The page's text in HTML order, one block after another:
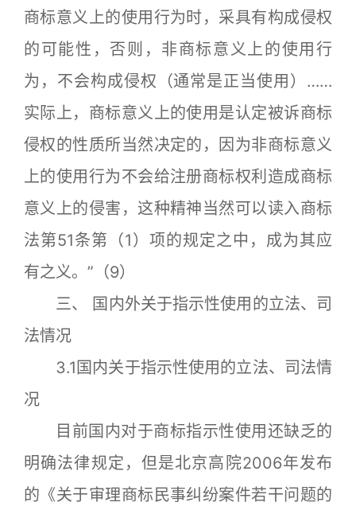
商标意义上的使用行为时，采具有构成侵权
的可能性，否则，非商标意义上的使用行
为，不会构成侵权（通常是正当使用）……
实际上，商标意义上的使用是认定被诉商标
侵权的性质所当然决定的，因为非商标意义
上的使用行为不会给注册商标权利造成商标
意义上的侵害，这种精神当然可以读入商标
法第51条第（1）项的规定之中，成为其应
有之义。”（9）
三、 国内外关于指示性使用的立法、司
法情况
3.1国内关于指示性使用的立法、司法情
况
目前国内对于商标指示性使用还缺乏的
明确法律规定，但是北京高院2006年发布
的《关于审理商标民事纠纷案件若干问题的